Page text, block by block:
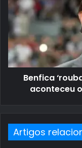
Benfica
aconteceu
Artigos